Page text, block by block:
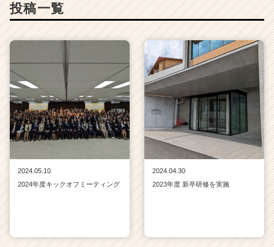
e
r
e
e
r）
投稿一覧
2024.05.10
2024年度キックオフミーティング
2024.04.30
2023年度 新卒研修を実施